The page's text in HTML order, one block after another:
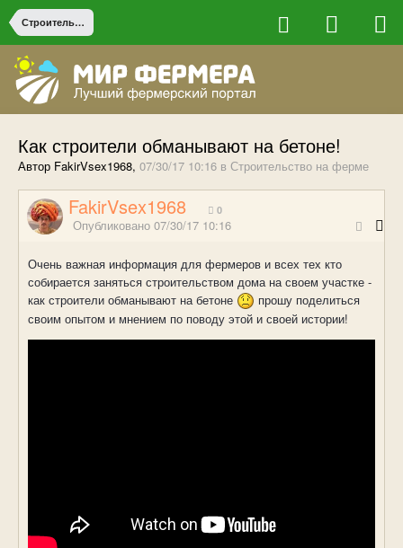
Строительство на ферме
Как строители обманывают на бетоне!
Автор FakirVsex1968, 07/30/17 10:16 в Строительство на ферме
FakirVsex1968 0
Опубликовано 07/30/17 10:16
Очень важная информация для фермеров и всех тех кто
собирается заняться строительством дома на своем участке -
как строители обманывают на бетоне
прошу поделиться
своим опытом и мнением по поводу этой и своей истории!